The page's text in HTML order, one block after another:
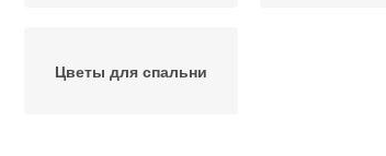
Цветы для спальни